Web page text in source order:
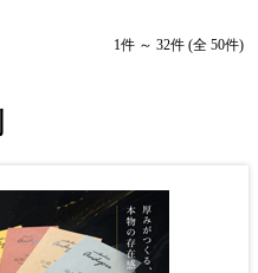
1件 ～ 32件 (全 50件)